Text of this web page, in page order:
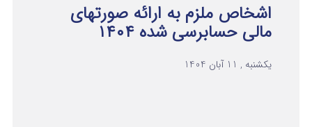
اشخاص ملزم به ارائه صورتهای
مالی حسابرسی شده ۱۴۰۴
یکشنبه , 11 آبان 1404